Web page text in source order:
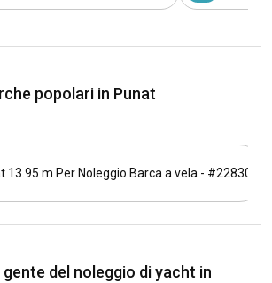
popolari in Punat
13.95 m Per Noleggio Barca a vela - #22830
gente del noleggio di yacht in